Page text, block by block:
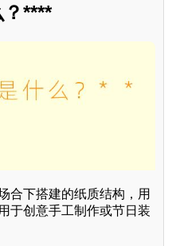
****
合下搭建的纸质结构，用
于创意手工制作或节日装